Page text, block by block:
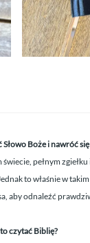
Boże i nawróć
świecie, pełnym
to właśnie w
aby odnaleźć
czytać Biblię?